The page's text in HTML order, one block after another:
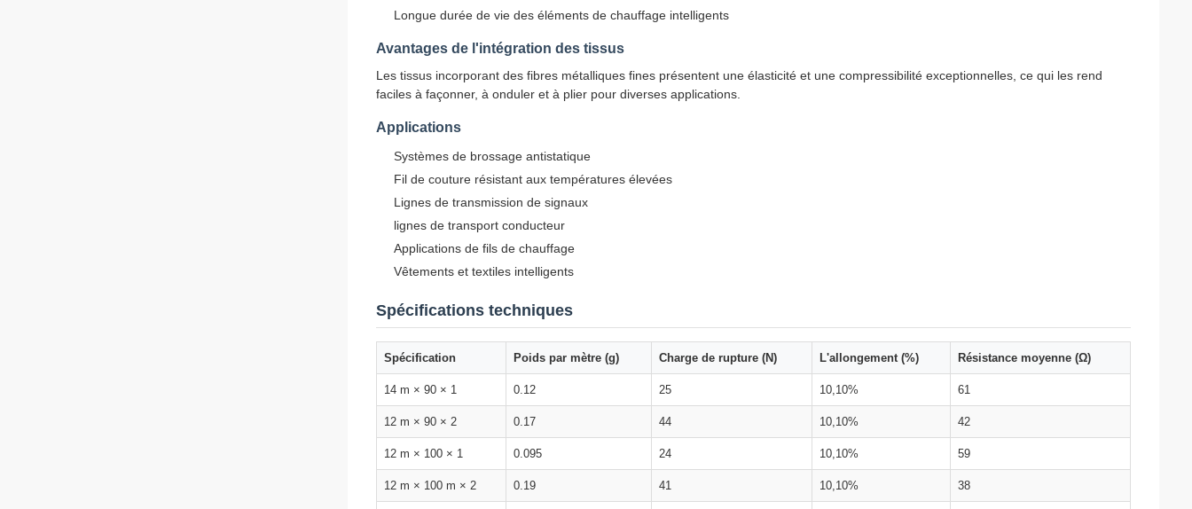
Longue durée de vie des éléments de chauffage intelligents
Avantages de l'intégration des tissus
Les tissus incorporant des fibres métalliques fines présentent une élasticité et une compressibilité exceptionnelles, ce qui les rend
faciles à façonner, à onduler et à plier pour diverses applications.
Applications
Systèmes de brossage antistatique
Fil de couture résistant aux températures élevées
Lignes de transmission de signaux
lignes de transport conducteur
Applications de fils de chauffage
Vêtements et textiles intelligents
Spécifications techniques
Spécification Poids par mètre (g) Charge de rupture (N) L'allongement (%) Résistance moyenne (Ω)
14 m × 90 × 1 0.12 25 10,10% 61
12 m × 90 × 2 0.17 44 10,10% 42
12 m × 100 × 1 0.095 24 10,10% 59
12 m × 100 m × 2 0.19 41 10,10% 38